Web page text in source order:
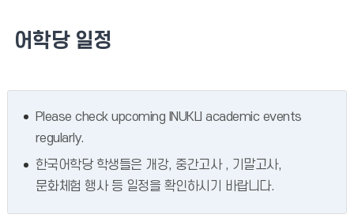
어학당 일정
Please check upcoming INUKLI academic events
regularly.
한국어학당 학생들은 개강, 중간고사 , 기말고사,
문화체험 행사 등 일정을 확인하시기 바랍니다.